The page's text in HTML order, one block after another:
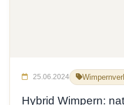
25.06.2024
Hybrid Wimpern: